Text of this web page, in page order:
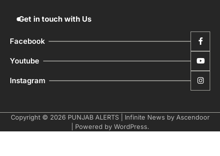
Get in touch with Us
Facebook
Youtube
Instagram
Copyright © 2026 PUNJAB ALERTS| Infinite News by Ascendoor
| Powered by WordPress.